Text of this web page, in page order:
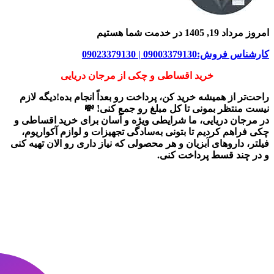
امروز مرداد 19, 1405 در خدمت شما هستیم
کارشناس فروش:09003379130 | 09023379130
خرید اقساطی و چکی از مرجان دریایی
راحت‌تر از همیشه خرید کن، پرداخت رو بعداً انجام بده!دیگه لازم
نیست منتظر بمونی تا کل مبلغ رو جمع کنی! 💸
در مرجان دریایی، ما شرایطی ویژه و آسان برای خرید اقساطی و
چکی فراهم کردیم تا بتونی به‌سادگی تجهیزات و لوازم آکواریوم،
فیلتر، داروهای آبزیان و هر محصولی که نیاز داری رو الان تهیه کنی
و در چند قسط پرداخت کنی.